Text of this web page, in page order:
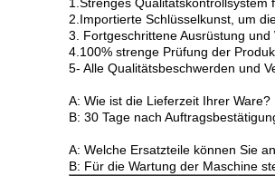
2.Importierte Schlüsselkunst, um
3. Fortgeschrittene Ausrüstung
4.100% strenge Prüfung der
5- Alle Qualitätsbeschwerden und
A: Wie ist die Lieferzeit Ihrer Ware?
B: 30 Tage nach
A: Welche Ersatzteile können Sie
B: Für die Wartung der Maschine